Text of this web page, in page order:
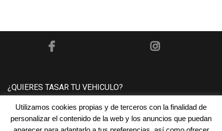
¿QUIERES TASAR TU VEHICULO?
Póngase en contacto con nosotros y le tasaremos su
vehículo sin ningún compromiso.
Utilizamos cookies propias y de terceros con la finalidad de
personalizar el contenido de la web y los anuncios que puedan